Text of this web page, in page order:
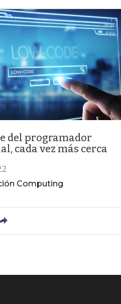
del programador
cada vez más cerca
Computing